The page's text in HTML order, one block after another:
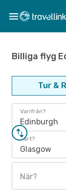
Billiga flyg
Tur &
Varifrån?
Edinburgh
Vart?
Glasgow
När?